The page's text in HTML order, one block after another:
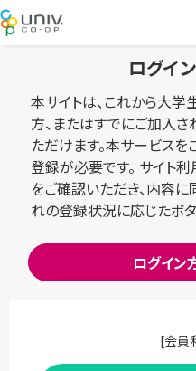
ログイ
本サイトは、これから大
方、またはすでにご加入
ただけます。本サービス
登録が必要です。 サイト
をご確認いただき、内容
れの登録状況に応じたボタ
ログイン
[会員